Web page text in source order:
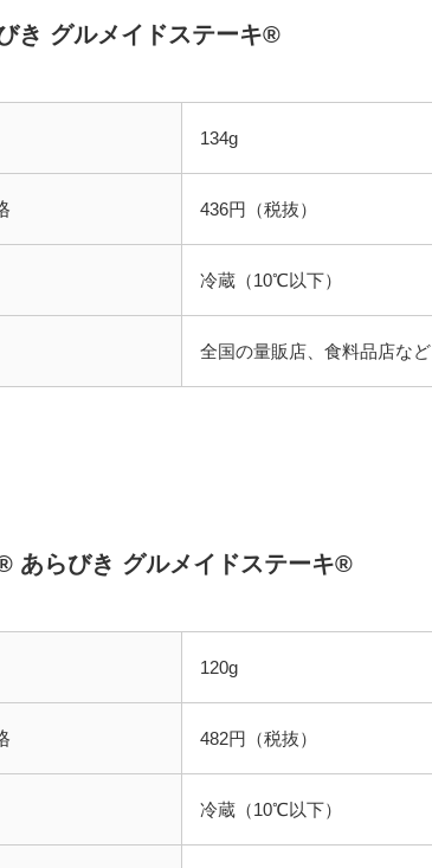
き グルメイドステーキ®
134g
436円（税抜）
冷蔵（10℃以下）
全国の量販店、食料品店など
あらびき グルメイドステーキ®
120g
482円（税抜）
冷蔵（10℃以下）